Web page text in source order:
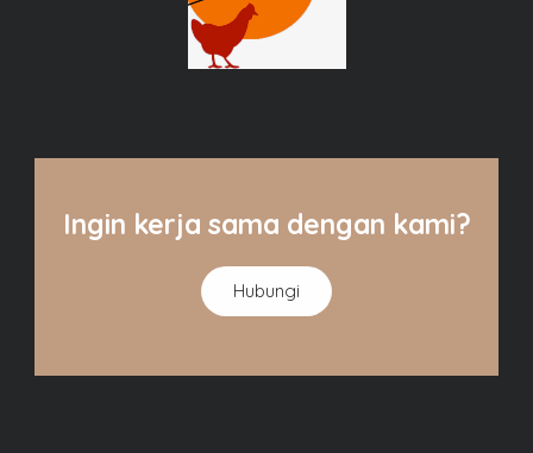
Ingin kerja sama dengan kami?
Hubungi